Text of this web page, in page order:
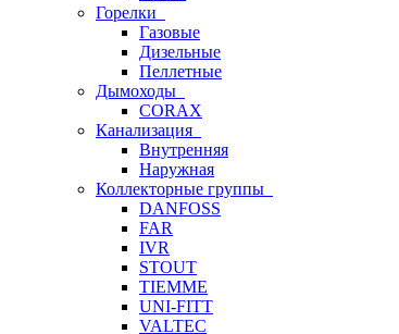
Горелки
Газовые
Дизельные
Пеллетные
Дымоходы
CORAX
Канализация
Внутренняя
Наружная
Коллекторные группы
DANFOSS
FAR
IVR
STOUT
TIEMME
UNI-FITT
VALTEC